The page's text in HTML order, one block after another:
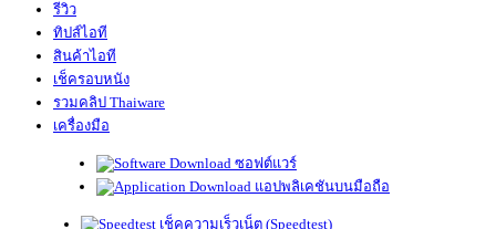
รีวิว
ทิปส์ไอที
สินค้าไอที
เช็ครอบหนัง
รวมคลิป Thaiware
เครื่องมือ
ซอฟต์แวร์
แอปพลิเคชันบนมือถือ
เช็คความเร็วเน็ต (Speedtest)